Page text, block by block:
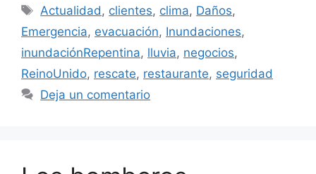
Etiquetas
Actualidad, clientes, clima, Daños,
Emergencia, evacuación, Inundaciones,
inundaciónRepentina, lluvia, negocios,
ReinoUnido, rescate, restaurante, seguridad
Deja un comentario